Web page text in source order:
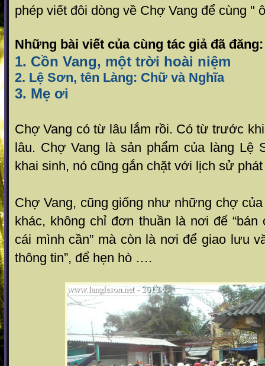
phép viết đôi dòng về Chợ Vang để cùng "
Những bài viết của cùng tác giả đã đăng:
1. Cồn Vang, một trời hoài niệm
2. Lệ Sơn, tên Làng: Chữ và Nghĩa
3. Mẹ ơi
Chợ Vang có từ lâu lắm rồi. Có từ trước
lâu. Chợ Vang là sản phẩm của làng Lệ
khai sinh, nó cũng gắn chặt với lịch sử
Chợ Vang, cũng giống như những chợ
khác, không chỉ đơn thuần là nơi để “bán
cái mình cần” mà còn là nơi để giao lưu
thông tin”, để hẹn hò ….